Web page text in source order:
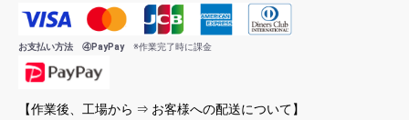
お支払い方法 ④PayPay※作業完了時に課金
【作業後、工場から ⇒ お客様への配送について】